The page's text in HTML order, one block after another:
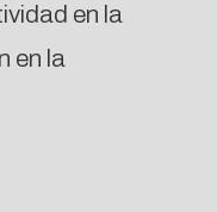
en la
en la